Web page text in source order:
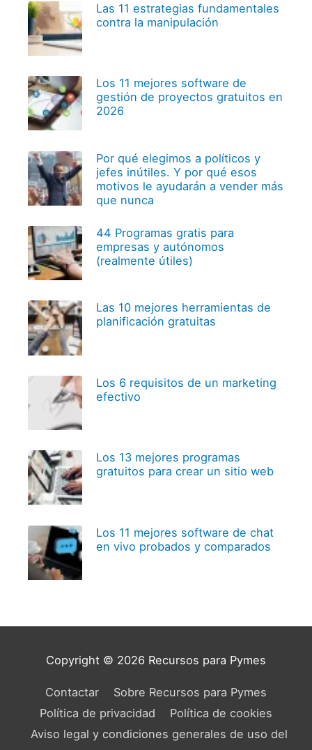
Las 11 estrategias fundamentales
contra la manipulación
Los 11 mejores software de
gestión de proyectos gratuitos en
2026
Por qué elegimos a políticos y
jefes inútiles. Y por qué esos
motivos le ayudarán a vender más
que nunca
44 Programas gratis para
empresas y autónomos
(realmente útiles)
Las 10 mejores herramientas de
planificación gratuitas
Los 6 requisitos de un marketing
efectivo
Los 13 mejores programas
gratuitos para crear un sitio web
Los 11 mejores software de chat
en vivo probados y comparados
Copyright © 2026 Recursos para Pymes
Contactar
Sobre Recursos para Pymes
Política de privacidad
Política de cookies
Aviso legal y condiciones generales de uso del